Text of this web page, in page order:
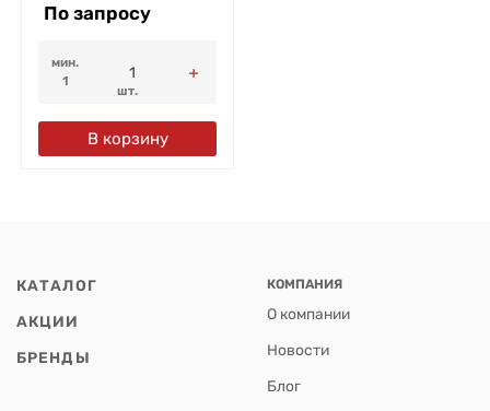
По запросу
мин.
1
шт.
В корзину
КАТАЛОГ
АКЦИИ
БРЕНДЫ
КОМПАНИЯ
О компании
Новости
Блог